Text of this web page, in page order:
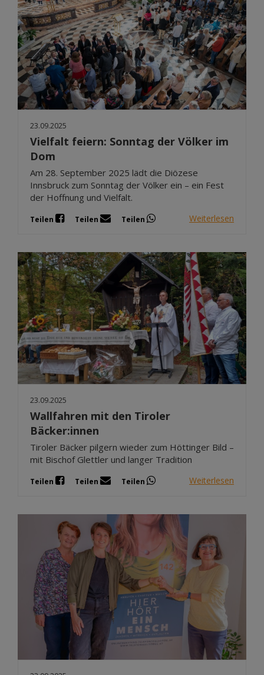
23.09.2025
Vielfalt feiern: Sonntag der Völker im
Dom
Am 28. September 2025 lädt die Diözese
Innsbruck zum Sonntag der Völker ein – ein Fest
der Hoffnung und Vielfalt.
Teilen Teilen Teilen Weiterlesen
23.09.2025
Wallfahren mit den Tiroler
Bäcker:innen
Tiroler Bäcker pilgern wieder zum Höttinger Bild –
mit Bischof Glettler und langer Tradition
Teilen Teilen Teilen Weiterlesen